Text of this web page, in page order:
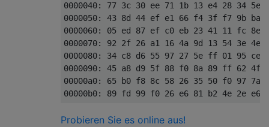
0000040: 77 3c 30 ee 71 1b 13 e4 28 34
0000050: 43 8d 44 ef e1 66 f4 3f f7 9b
0000060: 05 ed 87 ef c0 eb 23 41 11 fc
0000070: 92 2f 26 a1 16 4a 9d 13 54 3e
0000080: 34 c8 d6 55 97 27 5e ff 01
0000090: 45 a8 d9 5f 88 f0 8a 89 ff 62
00000a0: 65 b0 f8 8c 58 26 35 50 f0 97
Probieren Sie es online aus!